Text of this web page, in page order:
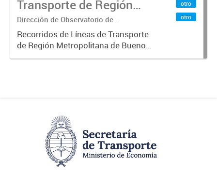
Transporte de Región
Metropolitana de
Buenos Aires (RMBA)
Dirección de Observatorio de
Transporte, Estudio y Sistemas
Recorridos de Líneas de Transporte
de Región Metropolitana de Buenos
Aires (RMBA).-
otro
otro